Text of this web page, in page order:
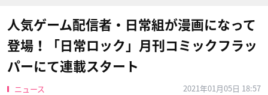
人気ゲーム配信者・日常組が漫画になって
登場！「日常ロック」月刊コミックフラッ
パーにて連載スタート
ニュース 2021年01月05日 18:57